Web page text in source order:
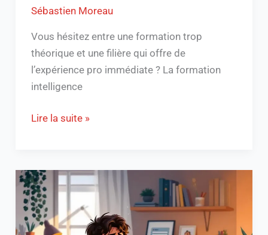
Sébastien Moreau
Vous hésitez entre une formation trop
théorique et une filière qui offre de
l’expérience pro immédiate ? La formation
intelligence
Lire la suite »
Accédez
facilement
à
votre